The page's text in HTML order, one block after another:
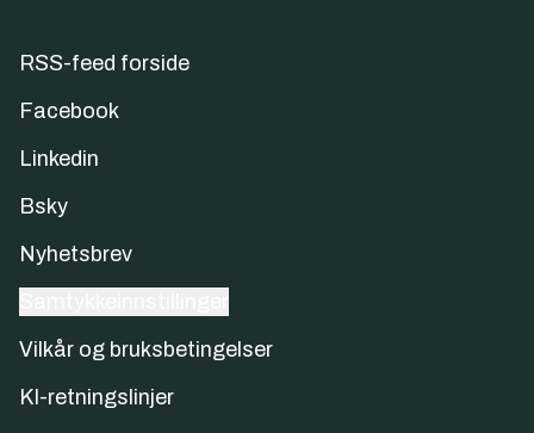
RSS-feed forside
Facebook
Linkedin
Bsky
Nyhetsbrev
Vilkår og bruksbetingelser
KI-retningslinjer